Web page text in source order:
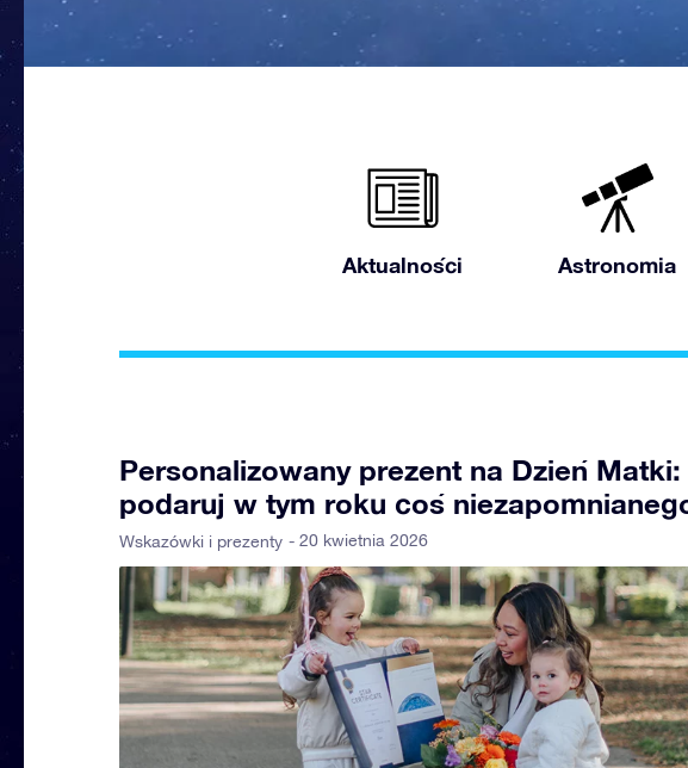
Aktualności Astronomia
Personalizowany prezent na Dzień Matki:
podaruj w tym roku coś
Wskazówki i prezenty - 20 kwietnia 2026